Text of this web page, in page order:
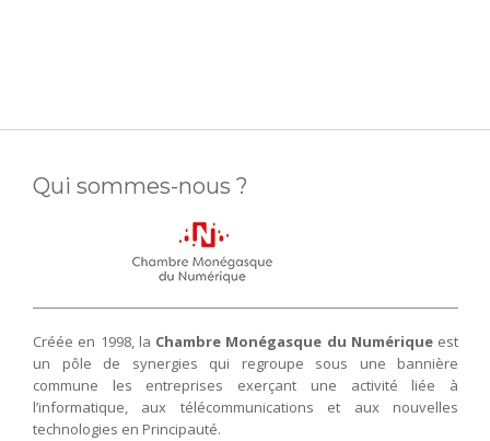
Qui sommes-nous ?
Créée en 1998, la Chambre Monégasque du Numériqueest
un pôle de synergies qui regroupe sous une bannière
commune les entreprises exerçant une activité liée à
l’informatique, aux télécommunications et aux nouvelles
technologies en Principauté.